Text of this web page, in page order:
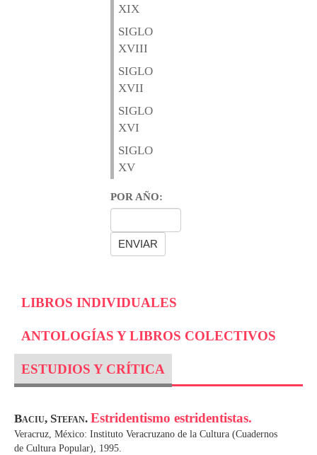
XIX
SIGLO
XVIII
SIGLO
XVII
SIGLO
XVI
SIGLO
XV
POR AÑO:
LIBROS INDIVIDUALES
ANTOLOGÍAS Y LIBROS COLECTIVOS
ESTUDIOS Y CRÍTICA
Baciu, Stefan. Estridentismo estridentistas.
Veracruz, México: Instituto Veracruzano de la Cultura (Cuadernos
de Cultura Popular), 1995.